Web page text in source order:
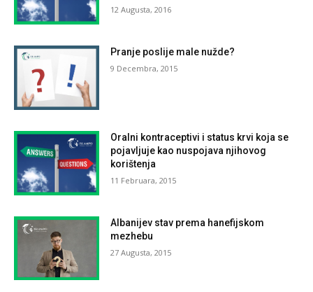
12 Augusta, 2016
Pranje poslije male nužde?
9 Decembra, 2015
Oralni kontraceptivi i status krvi koja se
pojavljuje kao nuspojava njihovog
korištenja
11 Februara, 2015
Albanijev stav prema hanefijskom
mezhebu
27 Augusta, 2015